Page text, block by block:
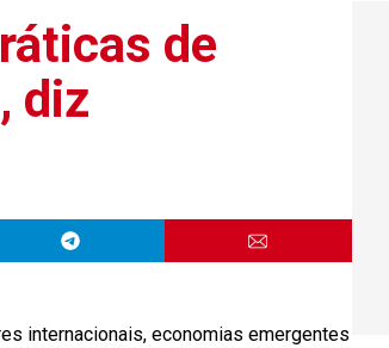
de
diz
internacionais, economias emergentes